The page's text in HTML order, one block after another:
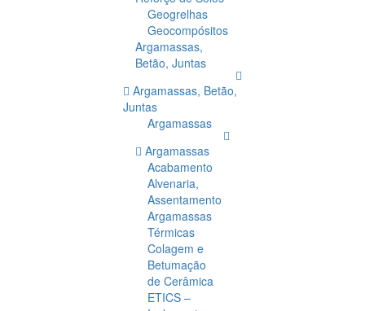
Geogrelhas
Geocompósitos
Argamassas,
Betão, Juntas
Argamassas, Betão,
Juntas
Argamassas
Argamassas
Acabamento
Alvenaria,
Assentamento
Argamassas
Térmicas
Colagem e
Betumação
de Cerâmica
ETICS –